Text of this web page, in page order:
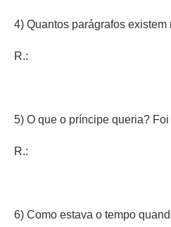
4) Quantos parágrafos existem
R.:
5) O que o príncipe queria?
R.:
6) Como estava o tempo